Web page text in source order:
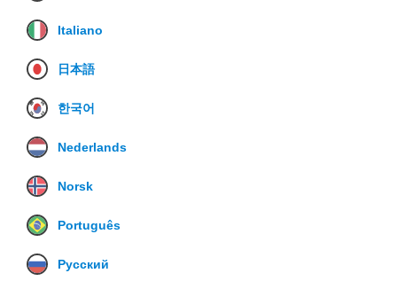
Italiano
日本語
한국어
Nederlands
Norsk
Português
Русский